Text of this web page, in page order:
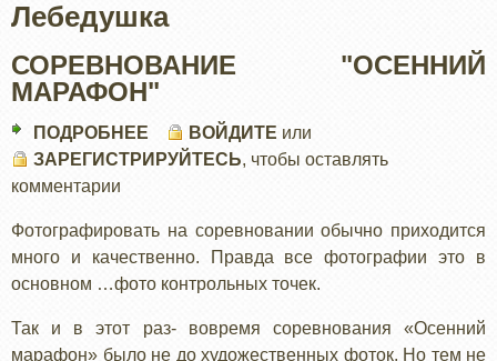
Лебедушка
СОРЕВНОВАНИЕ "ОСЕННИЙ
МАРАФОН"
ПОДРОБНЕЕ
СОРЕВНОВАНИЕ
ВОЙДИТЕ или
ЗАРЕГИСТРИРУЙТЕСЬ, чтобы оставлять
комментарии
Фотографировать на соревновании обычно приходится
много и качественно. Правда все фотографии это в
основном …фото контрольных точек.
Так и в этот раз- вовремя соревнования «Осенний
марафон» было не до художественных фоток. Но тем не